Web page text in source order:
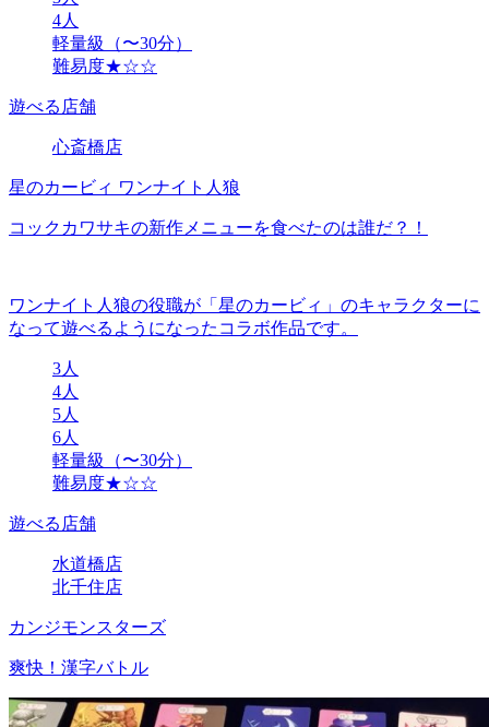
4人
軽量級（〜30分）
難易度★☆☆
遊べる店舗
心斎橋店
星のカービィ ワンナイト人狼
コックカワサキの新作メニューを食べたのは誰だ？！
ワンナイト人狼の役職が「星のカービィ」のキャラクターに
なって遊べるようになったコラボ作品です。
3人
4人
5人
6人
軽量級（〜30分）
難易度★☆☆
遊べる店舗
水道橋店
北千住店
カンジモンスターズ
爽快！漢字バトル